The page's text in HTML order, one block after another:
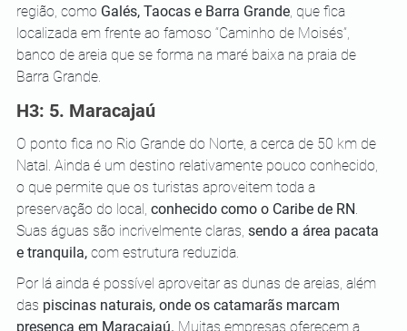
região, como Galés, Taocas e Barra Grande, que fica
localizada em frente ao famoso “Caminho de Moisés”,
banco de areia que se forma na maré baixa na praia de
Barra Grande.
H3: 5. Maracajaú
O ponto fica no Rio Grande do Norte, a cerca de 50 km de
Natal. Ainda é um destino relativamente pouco conhecido,
o que permite que os turistas aproveitem toda a
preservação do local, conhecido como o Caribe de RN.
Suas águas são incrivelmente claras, sendo a área pacata
e tranquila, com estrutura reduzida.
Por lá ainda é possível aproveitar as dunas de areias, além
das piscinas naturais, onde os catamarãs marcam
presença em Maracajaú. Muitas empresas oferecem a